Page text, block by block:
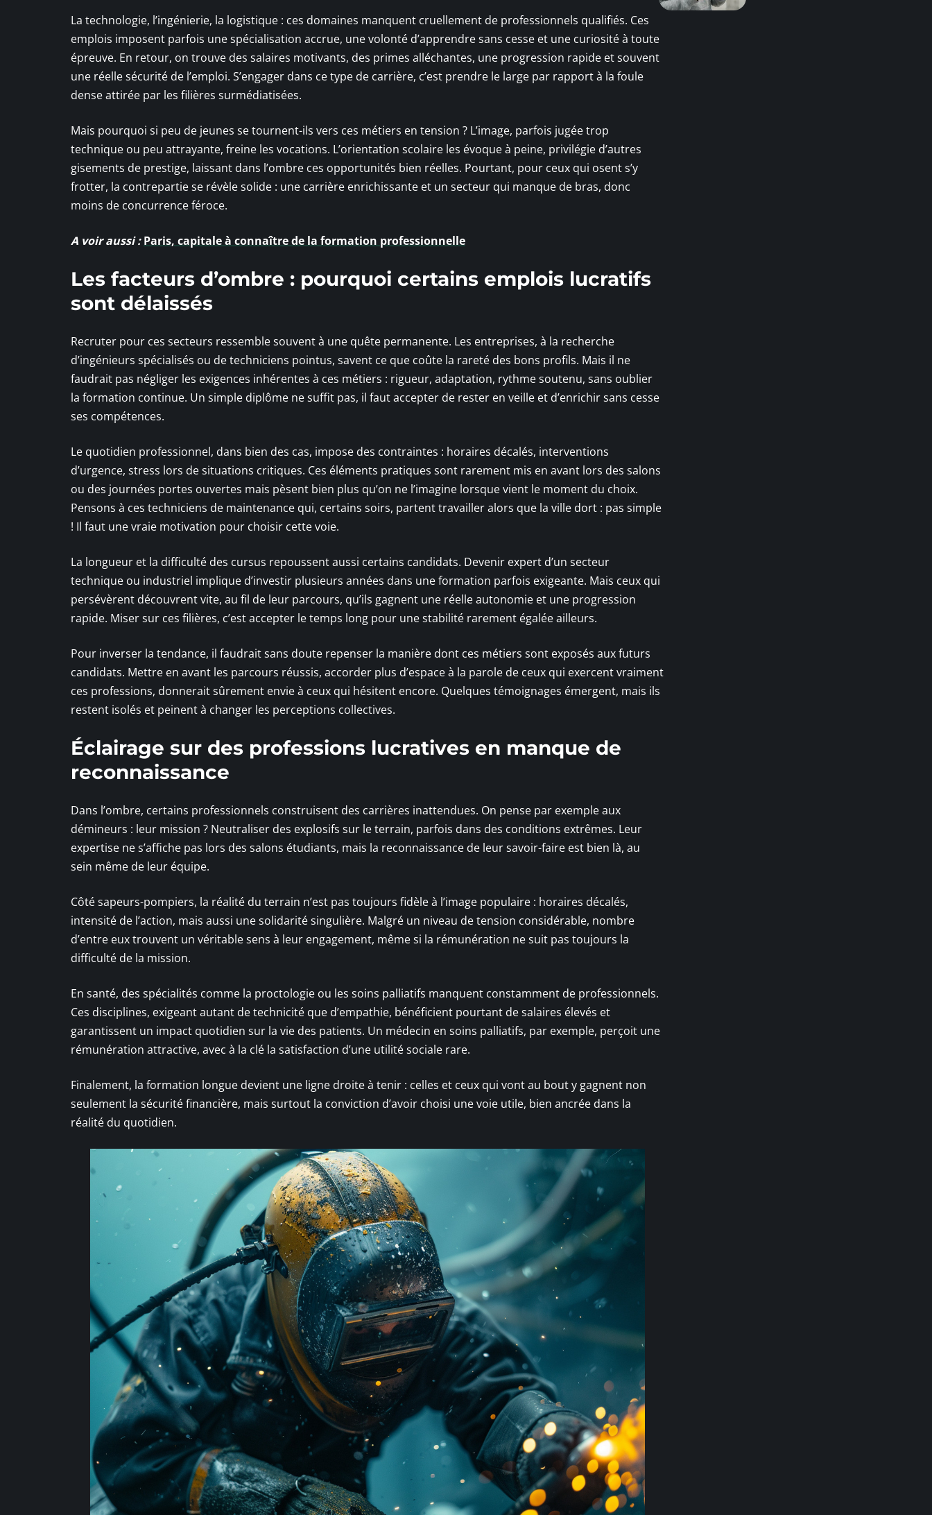
La technologie, l’ingénierie, la logistique : ces domaines manquent cruellement de professionnels qualifiés. Ces
emplois imposent parfois une spécialisation accrue, une volonté d’apprendre sans cesse et une curiosité à toute
épreuve. En retour, on trouve des salaires motivants, des primes alléchantes, une progression rapide et souvent
une réelle sécurité de l’emploi. S’engager dans ce type de carrière, c’est prendre le large par rapport à la foule
dense attirée par les filières surmédiatisées.
Mais pourquoi si peu de jeunes se tournent-ils vers ces métiers en tension ? L’image, parfois jugée trop
technique ou peu attrayante, freine les vocations. L’orientation scolaire les évoque à peine, privilégie d’autres
gisements de prestige, laissant dans l’ombre ces opportunités bien réelles. Pourtant, pour ceux qui osent s’y
frotter, la contrepartie se révèle solide : une carrière enrichissante et un secteur qui manque de bras, donc
moins de concurrence féroce.
A voir aussi : Paris, capitale à connaître de la formation professionnelle
Les facteurs d’ombre : pourquoi certains emplois lucratifs
sont délaissés
Recruter pour ces secteurs ressemble souvent à une quête permanente. Les entreprises, à la recherche
d’ingénieurs spécialisés ou de techniciens pointus, savent ce que coûte la rareté des bons profils. Mais il ne
faudrait pas négliger les exigences inhérentes à ces métiers : rigueur, adaptation, rythme soutenu, sans oublier
la formation continue. Un simple diplôme ne suffit pas, il faut accepter de rester en veille et d’enrichir sans cesse
ses compétences.
Le quotidien professionnel, dans bien des cas, impose des contraintes : horaires décalés, interventions
d’urgence, stress lors de situations critiques. Ces éléments pratiques sont rarement mis en avant lors des salons
ou des journées portes ouvertes mais pèsent bien plus qu’on ne l’imagine lorsque vient le moment du choix.
Pensons à ces techniciens de maintenance qui, certains soirs, partent travailler alors que la ville dort : pas simple
! Il faut une vraie motivation pour choisir cette voie.
La longueur et la difficulté des cursus repoussent aussi certains candidats. Devenir expert d’un secteur
technique ou industriel implique d’investir plusieurs années dans une formation parfois exigeante. Mais ceux qui
persévèrent découvrent vite, au fil de leur parcours, qu’ils gagnent une réelle autonomie et une progression
rapide. Miser sur ces filières, c’est accepter le temps long pour une stabilité rarement égalée ailleurs.
Pour inverser la tendance, il faudrait sans doute repenser la manière dont ces métiers sont exposés aux futurs
candidats. Mettre en avant les parcours réussis, accorder plus d’espace à la parole de ceux qui exercent vraiment
ces professions, donnerait sûrement envie à ceux qui hésitent encore. Quelques témoignages émergent, mais ils
restent isolés et peinent à changer les perceptions collectives.
Éclairage sur des professions lucratives en manque de
reconnaissance
Dans l’ombre, certains professionnels construisent des carrières inattendues. On pense par exemple aux
démineurs : leur mission ? Neutraliser des explosifs sur le terrain, parfois dans des conditions extrêmes. Leur
expertise ne s’affiche pas lors des salons étudiants, mais la reconnaissance de leur savoir-faire est bien là, au
sein même de leur équipe.
Côté sapeurs-pompiers, la réalité du terrain n’est pas toujours fidèle à l’image populaire : horaires décalés,
intensité de l’action, mais aussi une solidarité singulière. Malgré un niveau de tension considérable, nombre
d’entre eux trouvent un véritable sens à leur engagement, même si la rémunération ne suit pas toujours la
difficulté de la mission.
En santé, des spécialités comme la proctologie ou les soins palliatifs manquent constamment de professionnels.
Ces disciplines, exigeant autant de technicité que d’empathie, bénéficient pourtant de salaires élevés et
garantissent un impact quotidien sur la vie des patients. Un médecin en soins palliatifs, par exemple, perçoit une
rémunération attractive, avec à la clé la satisfaction d’une utilité sociale rare.
Finalement, la formation longue devient une ligne droite à tenir : celles et ceux qui vont au bout y gagnent non
seulement la sécurité financière, mais surtout la conviction d’avoir choisi une voie utile, bien ancrée dans la
réalité du quotidien.